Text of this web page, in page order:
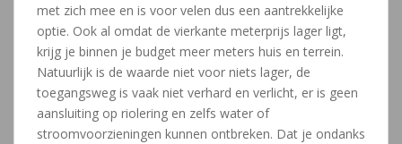
met zich mee en is voor velen dus een aantrekkelijke
optie. Ook al omdat de vierkante meterprijs lager ligt,
krijg je binnen je budget meer meters huis en terrein.
Natuurlijk is de waarde niet voor niets lager, de
toegangsweg is vaak niet verhard en verlicht, er is geen
aansluiting op riolering en zelfs water of
stroomvoorzieningen kunnen ontbreken. Dat je ondanks